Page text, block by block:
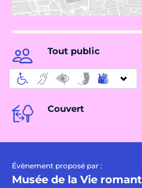
Tout public
Couvert
Évènement proposé par :
Musée de la Vie